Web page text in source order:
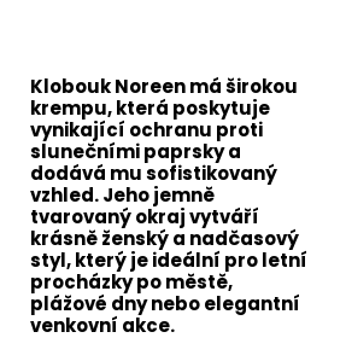
Klobouk Noreen má širokou
krempu, která poskytuje
vynikající ochranu proti
slunečními paprsky a
dodává mu sofistikovaný
vzhled. Jeho jemně
tvarovaný okraj vytváří
krásně ženský a nadčasový
styl, který je ideální pro letní
procházky po městě,
plážové dny nebo elegantní
venkovní akce.